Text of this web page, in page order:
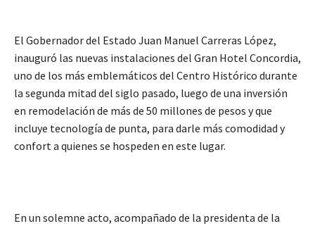
El Gobernador del Estado Juan Manuel Carreras López,
inauguró las nuevas instalaciones del Gran Hotel Concordia,
uno de los más emblemáticos del Centro Histórico durante
la segunda mitad del siglo pasado, luego de una inversión
en remodelación de más de 50 millones de pesos y que
incluye tecnología de punta, para darle más comodidad y
confort a quienes se hospeden en este lugar.
En un solemne acto, acompañado de la presidenta de la